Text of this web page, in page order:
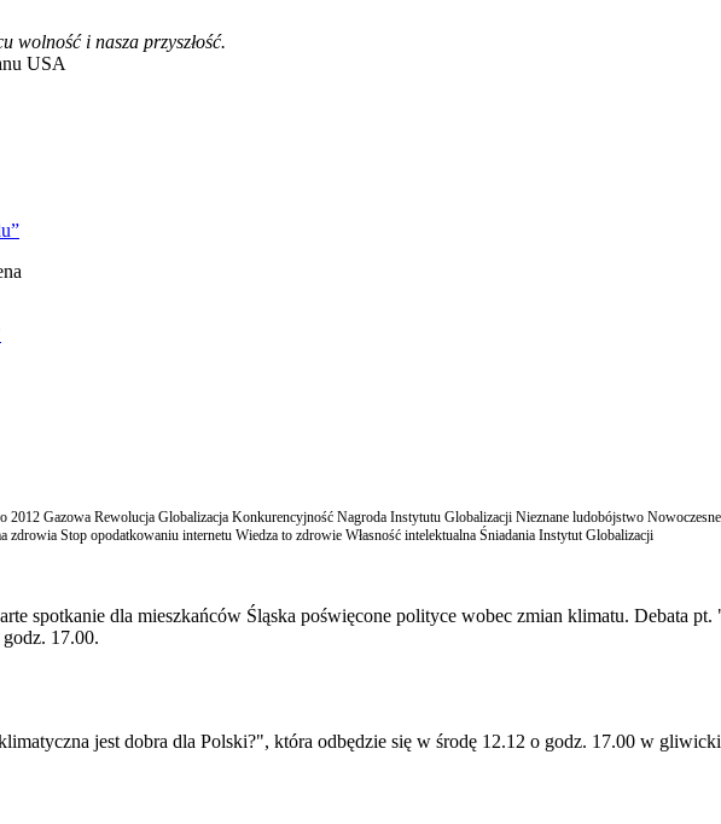
wolność i nasza przyszłość.
USA
Gazowa Rewolucja Globalizacja Konkurencyjność Nagroda Instytutu Globalizacji Nieznane ludobójstwo
Stop opodatkowaniu internetu Wiedza to zdrowie Własność intelektualna Śniadania Instytut Globalizacji
spotkanie dla mieszkańców Śląska poświęcone polityce wobec zmian klimatu. Debata
17.00.
jest dobra dla Polski?", która odbędzie się w środę 12.12 o godz. 17.00 w